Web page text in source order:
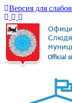
Версия для